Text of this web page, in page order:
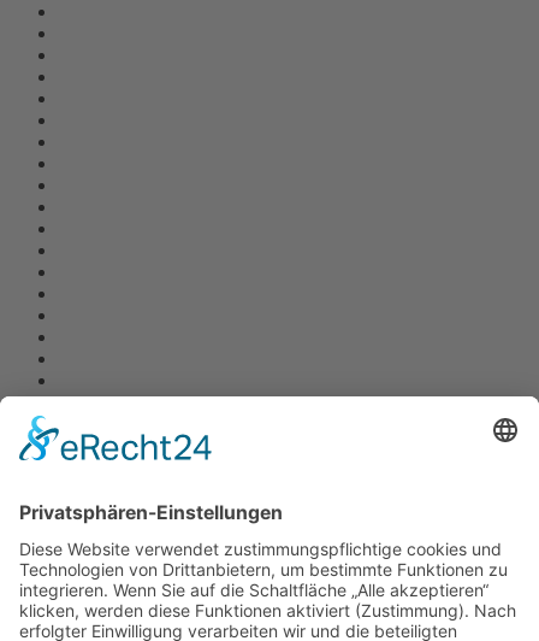
Navigation
RESIDENTIAL ARCHITECTURE
CORPORATE ARCHITECTURE
PUBLIC + SOCIAL ARCHITECTURE
TICKETVERKAUF
STÄDTEBAU
INTERIOR DESIGN
BAUEN IM BESTAND